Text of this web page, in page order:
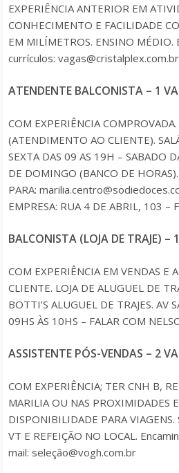
EXPERIÊNCIA ANTERIOR EM
CONHECIMENTO E FACILIDADE
EM MILÍMETROS. ENSINO
currículos: vagas@cristalplex.com.br
ATENDENTE BALCONISTA – 1
COM EXPERIÊNCIA
(ATENDIMENTO AO CLIENTE).
SEXTA DAS 09 AS 19H – SABADO
DE DOMINGO (BANCO DE
PARA:
EMPRESA: RUA 4 DE ABRIL, 103 –
BALCONISTA (LOJA DE TRAJE) –
COM EXPERIÊNCIA EM VENDAS E
CLIENTE. LOJA DE ALUGUEL DE
BOTTI’S ALUGUEL DE TRAJES. AV
09HS ÀS 10HS – FALAR COM
ASSISTENTE PÓS-VENDAS – 2
COM EXPERIÊNCIA; TER CNH B,
MARILIA OU NAS PROXIMIDADES
DISPONIBILIDADE PARA
VT E REFEIÇÃO NO LOCAL.
mail: seleção@vogh.com.br